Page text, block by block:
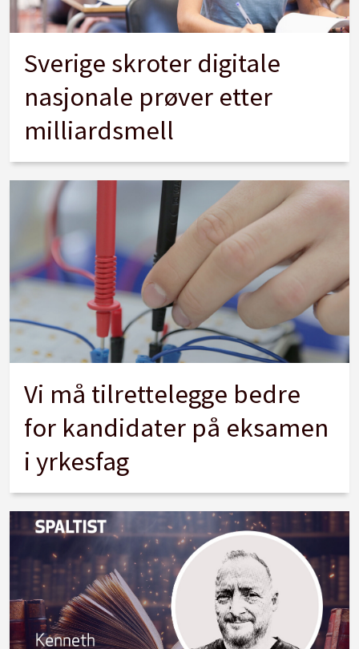
Sverige skroter digitale
nasjonale prøver etter
milliardsmell
Vi må tilrettelegge bedre
for kandidater på eksamen
i yrkesfag